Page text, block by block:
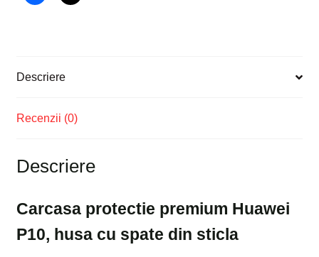
Descriere
Recenzii (0)
Descriere
Carcasa protectie premium Huawei
P10, husa cu spate din sticla